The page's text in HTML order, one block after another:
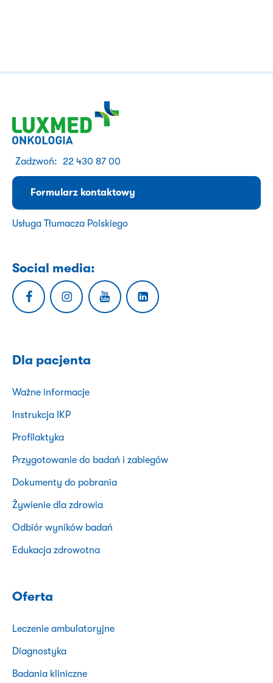
Zadzwoń: 22 430 87 00
Formularz kontaktowy
Usługa Tłumacza Polskiego
Social media:
Dla pacjenta
Ważne informacje
Instrukcja IKP
Profilaktyka
Przygotowanie do badań i zabiegów
Dokumenty do pobrania
Żywienie dla zdrowia
Odbiór wyników badań
Edukacja zdrowotna
Oferta
Leczenie ambulatoryjne
Diagnostyka
Badania kliniczne